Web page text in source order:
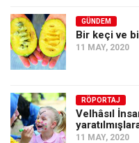
GÜNDEM
Bir keçi ve
11 MAY, 2020
RÖPORTAJ
Velhâsıl
11 MAY, 2020